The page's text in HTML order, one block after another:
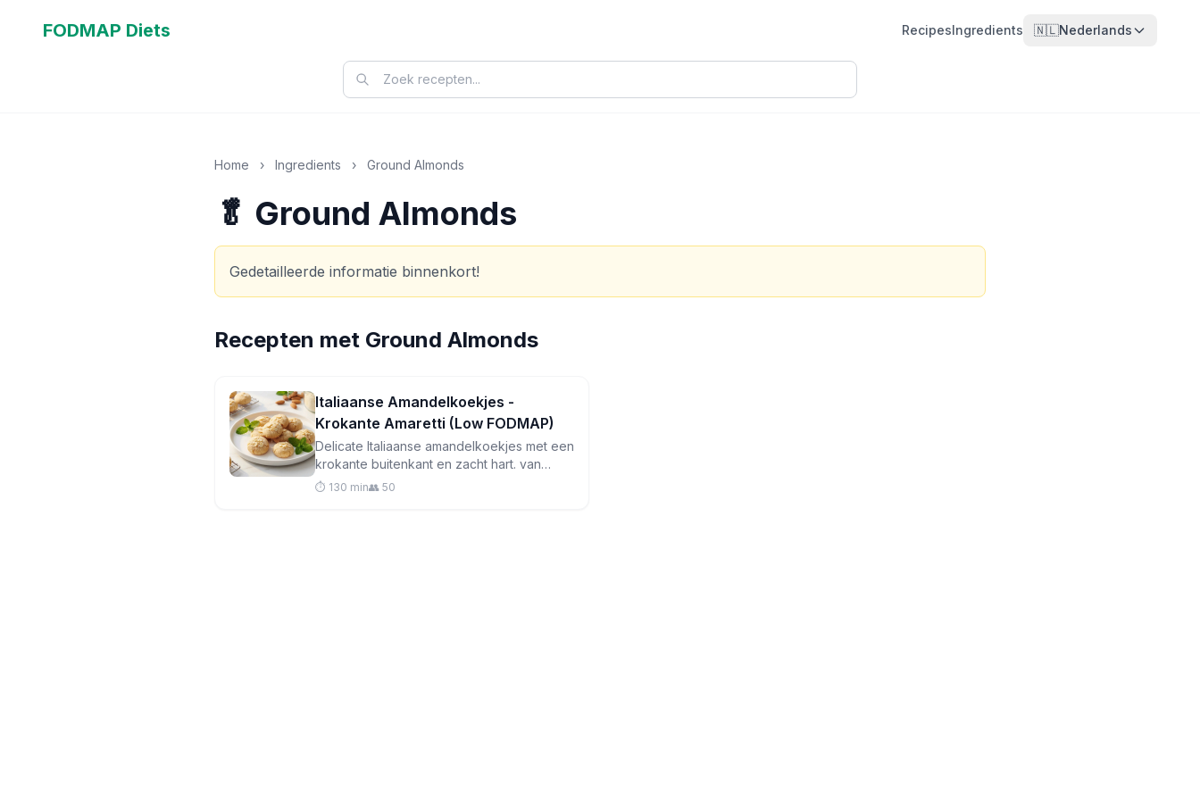
FODMAP Diets RecipesIngredients 🇳🇱Nederlands
Home › Ingredients › Ground Almonds
🥬 Ground Almonds
Gedetailleerde informatie binnenkort!
Recepten met Ground Almonds
Italiaanse Amandelkoekjes -
Krokante Amaretti (Low FODMAP)
Delicate Italiaanse amandelkoekjes met een
krokante buitenkant en zacht hart. van
nature glutenvrij en perfect bij espresso -
⏱️ 130 min👥 50